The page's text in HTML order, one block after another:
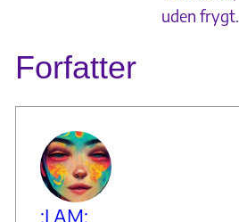
uden frygt.
Forfatter
:I AM: